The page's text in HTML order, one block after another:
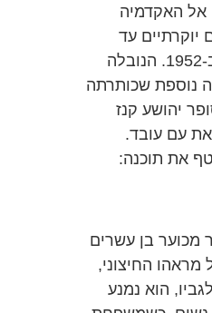
אל האקדמיה
יוקרתיים עד
קבלת פרס נובֶּל ב-1952. הנובלה
נוספת שכותרתה
יהושע קנז
בהוצאת עם עובד.
את תוכנה:
מכוער בן עשרים
החיצוני,
הוא נמנע